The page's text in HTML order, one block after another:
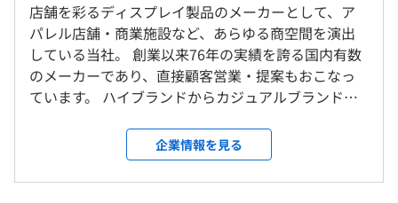
VMware vSphere、Kubernetes、Zabbix
就業場所の変更範囲
＜雇入時＞
東京本部
＜変更範囲＞
会社の定める場所
受動喫煙防止措置に関する事項
9:00〜17:30
休憩時間：45分
平均残業時間：平均20時間以下／月
店舗を彩るディスプレイ製品のメーカーとして、ア
パレル店舗・商業施設など、あらゆる商空間を演出
している当社。 創業以来76年の実績を誇る国内有数
のメーカーであり、直接顧客営業・提案もおこなっ
ています。 ハイブランドからカジュアルブランド、
もが知る大手企業・ブランドと長年の取引を続けて
プレイ什器の製造販売・レンタルから、商業施設の
企業情報を見る